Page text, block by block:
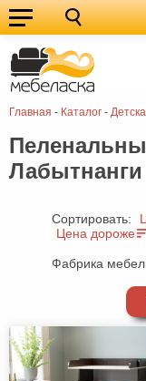
Главная - Каталог -
Кухонные
гарнитуры
Мебель
для
кухни
Мебель
для
спальни
Кровати
Шкафы
Диваны
гостиную
для
Столы
Лабытнанги
Сортировать:
Цена дороже
Фабрика